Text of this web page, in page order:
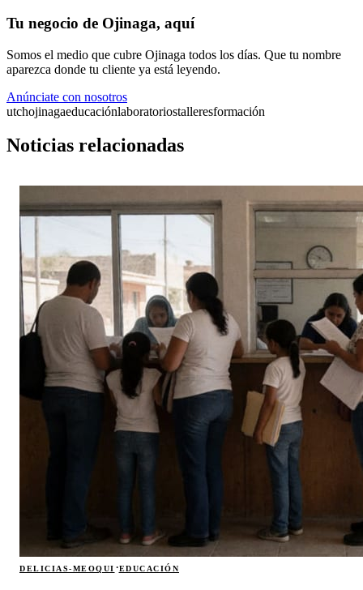
Tu negocio de Ojinaga, aquí
Somos el medio que cubre Ojinaga todos los días. Que tu nombre
aparezca donde tu cliente ya está leyendo.
Anúnciate con nosotros
utchojinagaeducaciónlaboratoriostalleresformación
Noticias relacionadas
DELICIAS-MEOQUI ·EDUCACIÓN